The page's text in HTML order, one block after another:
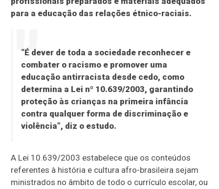
para a educação das relações étnico-raciais.
“É dever de toda a sociedade reconhecer e
combater o racismo e promover uma
educação antirracista desde cedo, como
determina a Lei nº 10.639/2003, garantindo
proteção às crianças na primeira infância
contra qualquer forma de discriminação e
violência”, diz o estudo.
A Lei 10.639/2003 estabelece que os conteúdos
referentes à história e cultura afro-brasileira sejam
ministrados no âmbito de todo o currículo escolar, ou